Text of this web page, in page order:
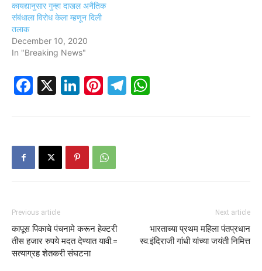
कायद्यानुसार गुन्हा दाखल अनैतिक
संबंधाला विरोध केला म्हणून दिली
तलाक
December 10, 2020
In "Breaking News"
Facebook
X LinkedIn
Pinterest
Telegram
Previous article
कापूस पिकाचे पंचनामे करून हेक्टरी
तीस हजार रुपये मदत देण्यात यावी.=
सत्याग्रह शेतकरी संघटना
Next article
भारताच्या प्रथम महिला पंतप्रधान
स्व.इंदिराजी गांधी यांच्या जयंती निमित्त